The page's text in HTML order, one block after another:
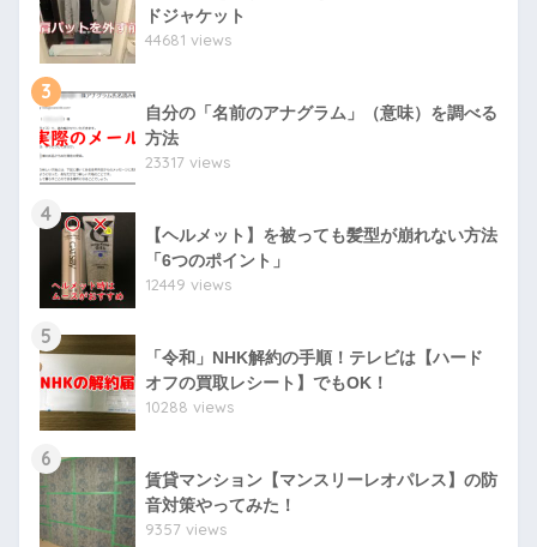
ドジャケット
44681 views
3
自分の「名前のアナグラム」（意味）を調べる
方法
23317 views
4
【ヘルメット】を被っても髪型が崩れない方法
「6つのポイント」
12449 views
5
「令和」NHK解約の手順！テレビは【ハード
オフの買取レシート】でもOK！
10288 views
6
賃貸マンション【マンスリーレオパレス】の防
音対策やってみた！
9357 views